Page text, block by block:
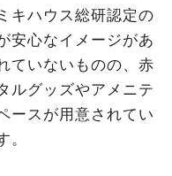
ァルト富良野
ホテル&おふろcafé星遊館
ざわ 森のソラニワ
ンパレスリゾート＆スパ
キハウス総研認定の
安心なイメージがあ
ていないものの、赤
ルグッズやアメニテ
ースが用意されてい
。